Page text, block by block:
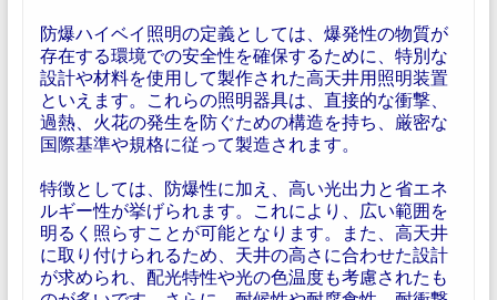
防爆ハイベイ照明の定義としては、爆発性の物質が
存在する環境での安全性を確保するために、特別な
設計や材料を使用して製作された高天井用照明装置
といえます。これらの照明器具は、直接的な衝撃、
過熱、火花の発生を防ぐための構造を持ち、厳密な
国際基準や規格に従って製造されます。
特徴としては、防爆性に加え、高い光出力と省エネ
ルギー性が挙げられます。これにより、広い範囲を
明るく照らすことが可能となります。また、高天井
に取り付けられるため、天井の高さに合わせた設計
が求められ、配光特性や光の色温度も考慮されたも